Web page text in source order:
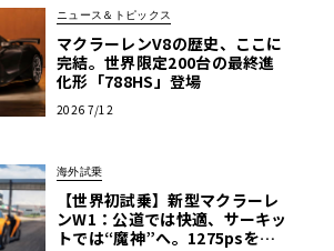
ニュース＆トピックス
マクラーレンV8の歴史、ここに
完結。世界限定200台の最終進
化形「788HS」登場
2026 7/12
海外試乗
【世界初試乗】新型マクラーレ
ンW1：公道では快適、サーキッ
トでは“魔神”へ。1275psを後